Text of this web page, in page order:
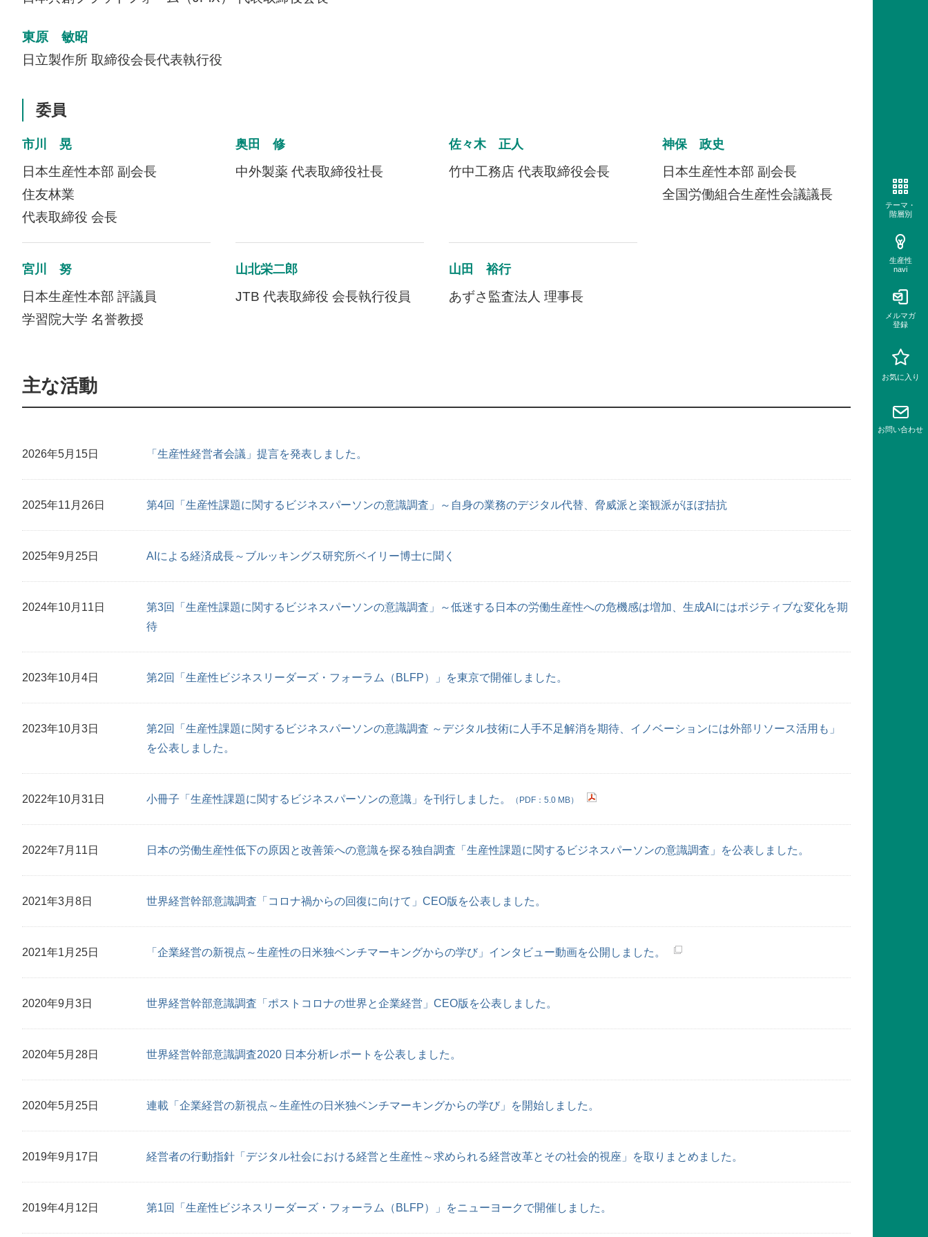
東原 敏昭
日立製作所 取締役会長代表執行役
委員
市川 晃
日本生産性本部 副会長
住友林業
代表取締役 会長
奥田 修
中外製薬 代表取締役社長
佐々木 正人
竹中工務店 代表取締役会長
神保 政史
日本生産性本部 副会長
全国労働組合生産性会議議長
宮川 努
日本生産性本部 評議員
学習院大学 名誉教授
山北栄二郎
JTB 代表取締役 会長執行役員
山田 裕行
あずさ監査法人 理事長
主な活動
2026年5月15日 「生産性経営者会議」提言を発表しました。
2025年11月26日 第4回「生産性課題に関するビジネスパーソンの意識調査」～自身の業務のデジタル代替、脅威派と楽観派がほぼ拮抗
2025年9月25日 AIによる経済成長～ブルッキングス研究所ベイリー博士に聞く
2024年10月11日
第3回「生産性課題に関するビジネスパーソンの意識調査」～低迷する日本の労働生産性への危機感は増加、生成AIにはポジティブな変化を期
待
2023年10月4日 第2回「生産性ビジネスリーダーズ・フォーラム（BLFP）」を東京で開催しました。
2023年10月3日
第2回「生産性課題に関するビジネスパーソンの意識調査 ～デジタル技術に人手不足解消を期待、イノベーションには外部リソース活用も」
を公表しました。
2022年10月31日 小冊子「生産性課題に関するビジネスパーソンの意識」を刊行しました。 （PDF：5.0 MB）
2022年7月11日 日本の労働生産性低下の原因と改善策への意識を探る独自調査「生産性課題に関するビジネスパーソンの意識調査」を公表しました。
2021年3月8日 世界経営幹部意識調査「コロナ禍からの回復に向けて」CEO版を公表しました。
2021年1月25日 「企業経営の新視点～生産性の日米独ベンチマーキングからの学び」インタビュー動画を公開しました。
2020年9月3日 世界経営幹部意識調査「ポストコロナの世界と企業経営」CEO版を公表しました。
2020年5月28日 世界経営幹部意識調査2020 日本分析レポートを公表しました。
2020年5月25日 連載「企業経営の新視点～生産性の日米独ベンチマーキングからの学び」を開始しました。
2019年9月17日 経営者の行動指針「デジタル社会における経営と生産性～求められる経営改革とその社会的視座」を取りまとめました。
2019年4月12日 第1回「生産性ビジネスリーダーズ・フォーラム（BLFP）」をニューヨークで開催しました。
テーマ・
階層別
生産性
navi
メルマガ
登録
お気に入り
お問い合わせ